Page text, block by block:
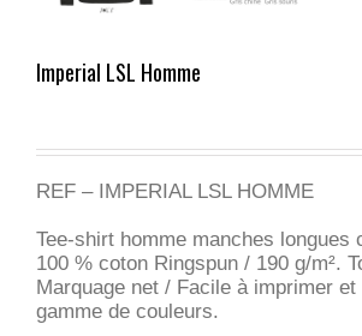
Imperial LSL Homme
REF – IMPERIAL LSL HOMME
Tee-shirt homme manches longues
100 % coton Ringspun / 190 g/m².
Marquage net / Facile à imprimer
gamme de couleurs.